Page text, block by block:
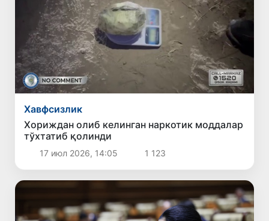
Хавфсизлик
Хориждан олиб келинган наркотик моддалар
тўхтатиб қолинди
17 июл 2026, 14:05 1 123